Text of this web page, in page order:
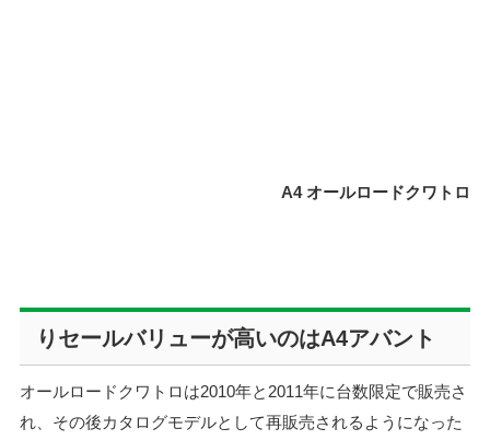
A4 オールロードクワトロ
りセールバリューが高いのはA4アバント
オールロードクワトロは2010年と2011年に台数限定で販売さ
れ、その後カタログモデルとして再販売されるようになった